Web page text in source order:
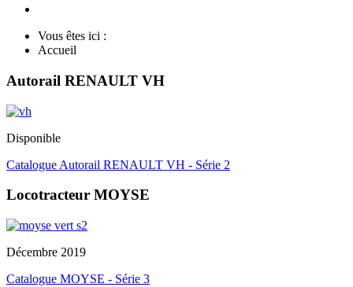
Vous êtes ici :
Accueil
Autorail RENAULT VH
Disponible
Catalogue Autorail RENAULT VH - Série 2
Locotracteur MOYSE
Décembre 2019
Catalogue MOYSE - Série 3